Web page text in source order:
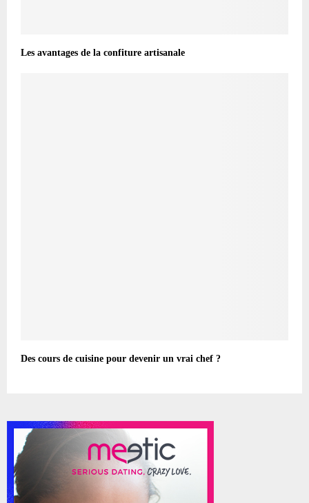
Les avantages de la confiture artisanale
Des cours de cuisine pour devenir un vrai chef ?